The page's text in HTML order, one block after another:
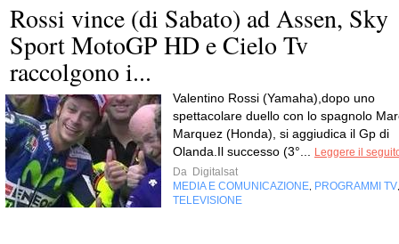
Rossi vince (di Sabato) ad Assen, Sky
Sport MotoGP HD e Cielo Tv
raccolgono i...
Valentino Rossi (Yamaha),dopo uno
spettacolare duello con lo spagnolo
Marquez (Honda), si aggiudica il Gp di
Olanda.Il successo (3°...
Leggere il
Da Digitalsat
MEDIA E COMUNICAZIONE PROGRAMMI TV
TELEVISIONE